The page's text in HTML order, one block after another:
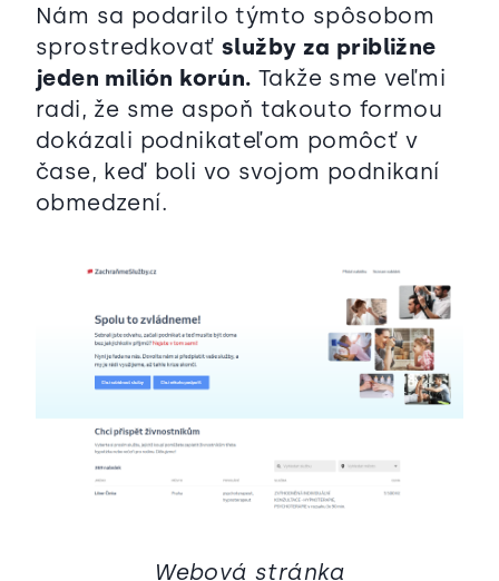
Nám sa podarilo týmto spôsobom
sprostredkovať služby za približne
jeden milión korún. Takže sme veľmi
radi, že sme aspoň takouto formou
dokázali podnikateľom pomôcť v
čase, keď boli vo svojom podnikaní
obmedzení.
Webová stránka